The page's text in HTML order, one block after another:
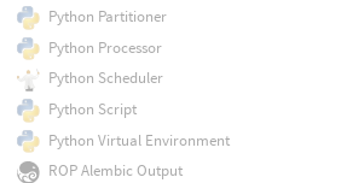
Python Partitioner
Python Processor
Python Scheduler
Python Script
Python Virtual Environment
ROP Alembic Output